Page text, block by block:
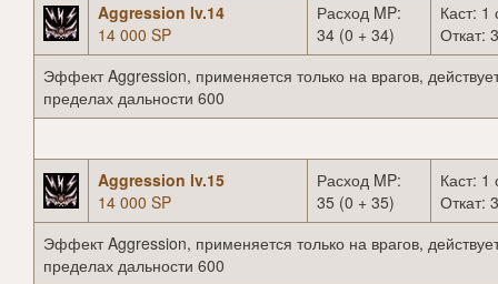
Aggression lv.14
14 000 SP
Расход MP:
34 (0 + 34)
Каст: 1
Откат:
Эффект Aggression, применяется только на врагов,
пределах дальности 600
Aggression lv.15
14 000 SP
Расход MP:
35 (0 + 35)
Каст: 1
Откат:
Эффект Aggression, применяется только на врагов,
пределах дальности 600